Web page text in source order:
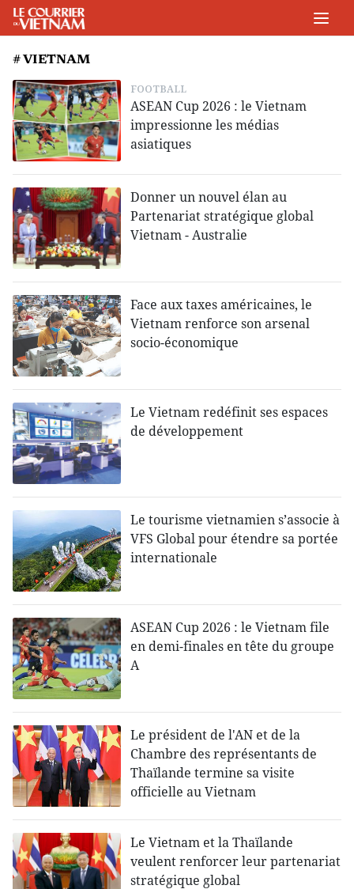
# VIETNAM
FOOTBALL
ASEAN Cup 2026 : le Vietnam
impressionne les médias
asiatiques
Donner un nouvel élan au
Partenariat stratégique global
Vietnam - Australie
Face aux taxes américaines, le
Vietnam renforce son arsenal
socio-économique
Le Vietnam redéfinit ses espaces
de développement
Le tourisme vietnamien s’associe à
VFS Global pour étendre sa portée
internationale
ASEAN Cup 2026 : le Vietnam file
en demi-finales en tête du groupe
A
Le président de l'AN et de la
Chambre des représentants de
Thaïlande termine sa visite
officielle au Vietnam
Le Vietnam et la Thaïlande
veulent renforcer leur partenariat
stratégique global